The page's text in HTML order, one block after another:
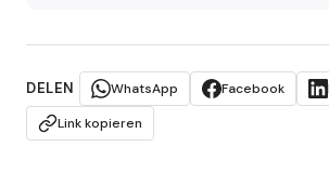
DELEN WhatsApp Facebook
Link kopieren